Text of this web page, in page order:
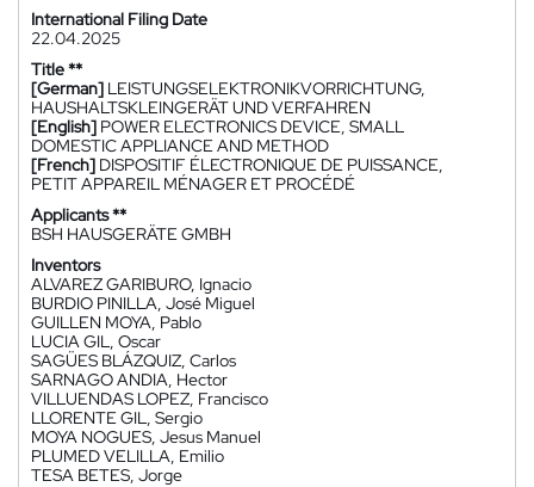
International Filing Date
22.04.2025
Title **
[German] LEISTUNGSELEKTRONIKVORRICHTUNG,
HAUSHALTSKLEINGERÄT UND VERFAHREN
[English] POWER ELECTRONICS DEVICE, SMALL
DOMESTIC APPLIANCE AND METHOD
[French] DISPOSITIF ÉLECTRONIQUE DE PUISSANCE,
PETIT APPAREIL MÉNAGER ET PROCÉDÉ
Applicants **
BSH HAUSGERÄTE GMBH
Inventors
ALVAREZ GARIBURO, Ignacio
BURDIO PINILLA, José Miguel
GUILLEN MOYA, Pablo
LUCIA GIL, Oscar
SAGÜES BLÁZQUIZ, Carlos
SARNAGO ANDIA, Hector
VILLUENDAS LOPEZ, Francisco
LLORENTE GIL, Sergio
MOYA NOGUES, Jesus Manuel
PLUMED VELILLA, Emilio
TESA BETES, Jorge